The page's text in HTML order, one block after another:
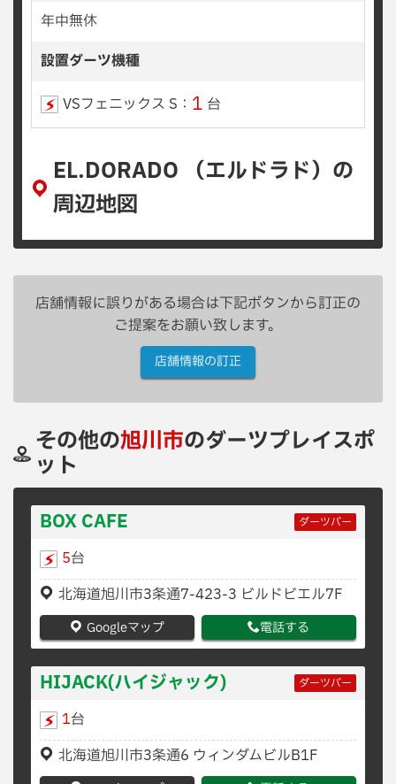
年中無休
設置ダーツ機種
VSフェニックス S： 1 台
EL.DORADO （エルドラド）の
周辺地図
店舗情報に誤りがある場合は下記ボタンから訂正の
ご提案をお願い致します。
店舗情報の訂正
その他の旭川市のダーツプレイスポ
ット
BOX CAFE ダーツバー
5台
北海道旭川市3条通7-423-3 ビルドビエル7F
Googleマップ 電話する
HIJACK(ハイジャック) ダーツバー
1台
北海道旭川市3条通6 ウィンダムビルB1F